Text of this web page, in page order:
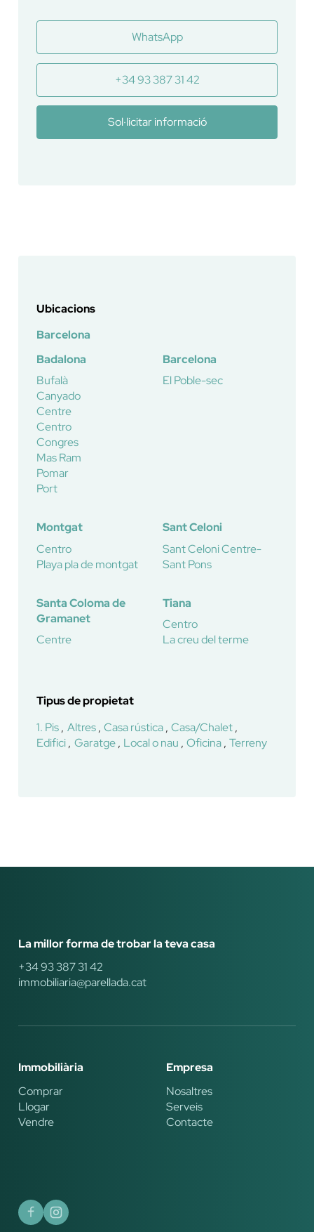
WhatsApp
+34 93 387 31 42
Sol·licitar informació
Ubicacions
Barcelona
Badalona
Bufalà
Canyado
Centre
Centro
Congres
Mas Ram
Pomar
Port
Barcelona
El Poble-sec
Montgat
Centro
Playa pla de montgat
Sant Celoni
Sant Celoni Centre-
Sant Pons
Santa Coloma de
Gramanet
Centre
Tiana
Centro
La creu del terme
Tipus de propietat
1. Pis Altres Casa rústica Casa/Chalet
Edifici Garatge Local o nau Oficina Terreny
La millor forma de trobar la teva casa
+34 93 387 31 42
immobiliaria@parellada.cat
Immobiliària
Comprar
Llogar
Vendre
Empresa
Nosaltres
Serveis
Contacte